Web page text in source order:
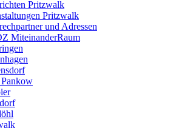
Pritzwalk
Pritzwalk
und Adressen
MiteinanderRaum